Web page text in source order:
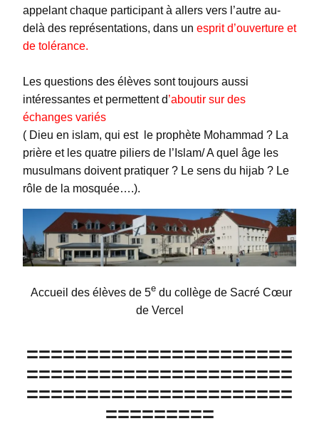
appelant chaque participant à allers vers l’autre au-
delà des représentations, dans un esprit d’ouverture et
de tolérance.
Les questions des élèves sont toujours aussi
intéressantes et permettent d’aboutir sur des
échanges variés
( Dieu en islam, qui est le prophète Mohammad ? La
prière et les quatre piliers de l’Islam/ A quel âge les
musulmans doivent pratiquer ? Le sens du hijab ? Le
rôle de la mosquée….).
Accueil des élèves de 5edu collège de Sacré Cœur
de Vercel
======================
======================
======================
=========